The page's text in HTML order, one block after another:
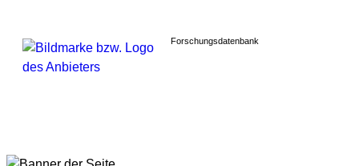
Forschungsdatenbank